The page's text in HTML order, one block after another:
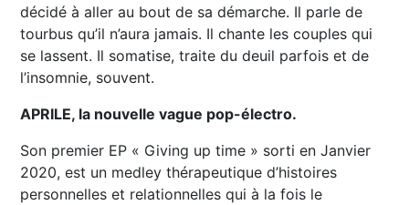
décidé à aller au bout de sa démarche. Il parle de
tourbus qu’il n’aura jamais. Il chante les couples qui
se lassent. Il somatise, traite du deuil parfois et de
l’insomnie, souvent.
APRILE, la nouvelle vague pop-électro.
Son premier EP « Giving up time » sorti en Janvier
2020, est un medley thérapeutique d’histoires
personnelles et relationnelles qui à la fois le